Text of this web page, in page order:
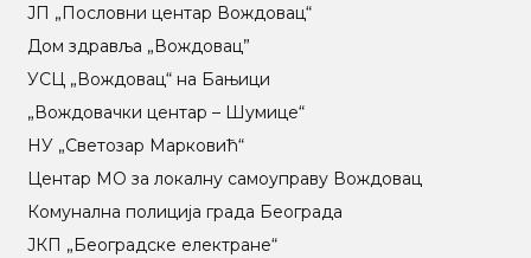
ЈП „Пословни центар Вождовац“
Дом здравља „Вождовац”
УСЦ „Вождовац“ на Бањици
„Вождовачки центар – Шумице“
НУ „Светозар Марковић“
Центар МO за локалну самоуправу Вождовац
Комунална полиција града Београда
ЈКП „Београдске електране“